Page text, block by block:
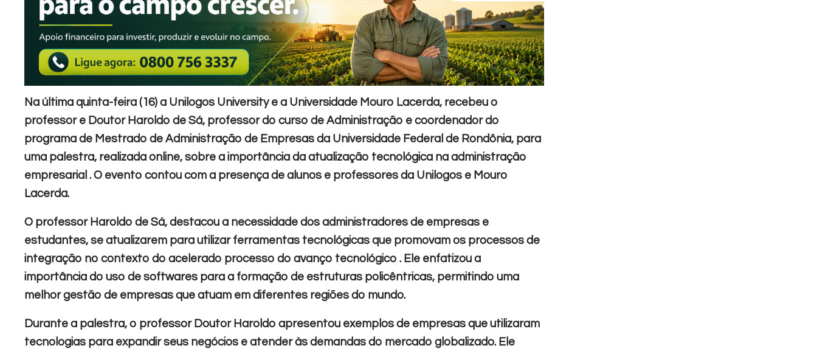
Na última quinta-feira (16) a Unilogos University e a Universidade Mouro Lacerda, recebeu o
professor e Doutor Haroldo de Sá, professor do curso de Administração e coordenador do
programa de Mestrado de Administração de Empresas da Universidade Federal de Rondônia, para
uma palestra, realizada online, sobre a importância da atualização tecnológica na administração
empresarial . O evento contou com a presença de alunos e professores da Unilogos e Mouro
Lacerda.
O professor Haroldo de Sá, destacou a necessidade dos administradores de empresas e
estudantes, se atualizarem para utilizar ferramentas tecnológicas que promovam os processos de
integração no contexto do acelerado processo do avanço tecnológico . Ele enfatizou a
importância do uso de softwares para a formação de estruturas policêntricas, permitindo uma
melhor gestão de empresas que atuam em diferentes regiões do mundo.
Durante a palestra, o professor Doutor Haroldo apresentou exemplos de empresas que utilizaram
tecnologias para expandir seus negócios e atender às demandas do mercado globalizado. Ele